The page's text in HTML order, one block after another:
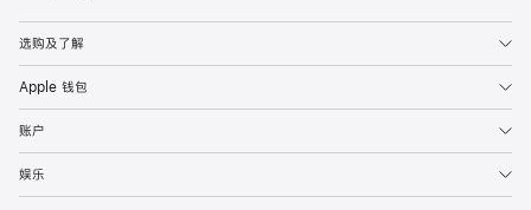
选购及了解
Apple 钱包
账户
娱乐